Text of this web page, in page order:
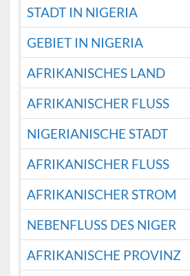
STADT IN NIGERIA
GEBIET IN NIGERIA
AFRIKANISCHES LAND
AFRIKANISCHER FLUSS
NIGERIANISCHE STADT
AFRIKANISCHER FLUSS
AFRIKANISCHER STROM
NEBENFLUSS DES NIGER
AFRIKANISCHE PROVINZ